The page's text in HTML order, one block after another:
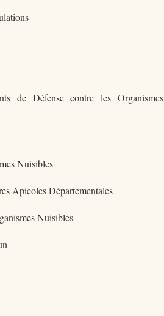
de Défense contre les Organismes
Nuisibles
Apicoles Départementales
Nuisibles